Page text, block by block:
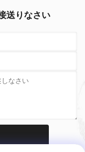
送りなさい